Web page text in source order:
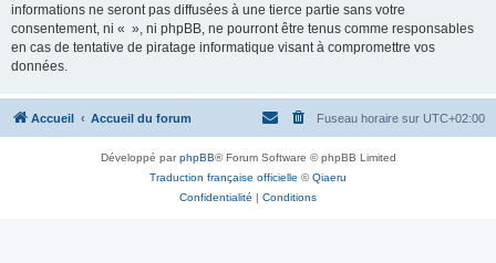
informations ne seront pas diffusées à une tierce partie sans votre
consentement, ni « », ni phpBB, ne pourront être tenus comme responsables
en cas de tentative de piratage informatique visant à compromettre vos
données.
Accueil Accueil du forum Fuseau horaire sur UTC+02:00
Développé parphpBB® Forum Software © phpBB Limited
Traduction française officielle ©Qiaeru
Confidentialité | Conditions